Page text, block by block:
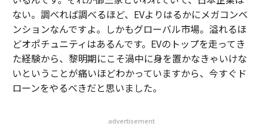
ない。調べれば調べるほど、EVよりはるかにメガコンベ
ンションなんですよ。しかもグローバル市場。溢れるほ
どオポチュニティはあるんです。EVのトップを走ってき
た経験から、黎明期にこそ渦中に身を置かなきゃいけな
いということが痛いほどわかっていますから、今すぐド
ローンをやるべきだと思いました。
advertisement